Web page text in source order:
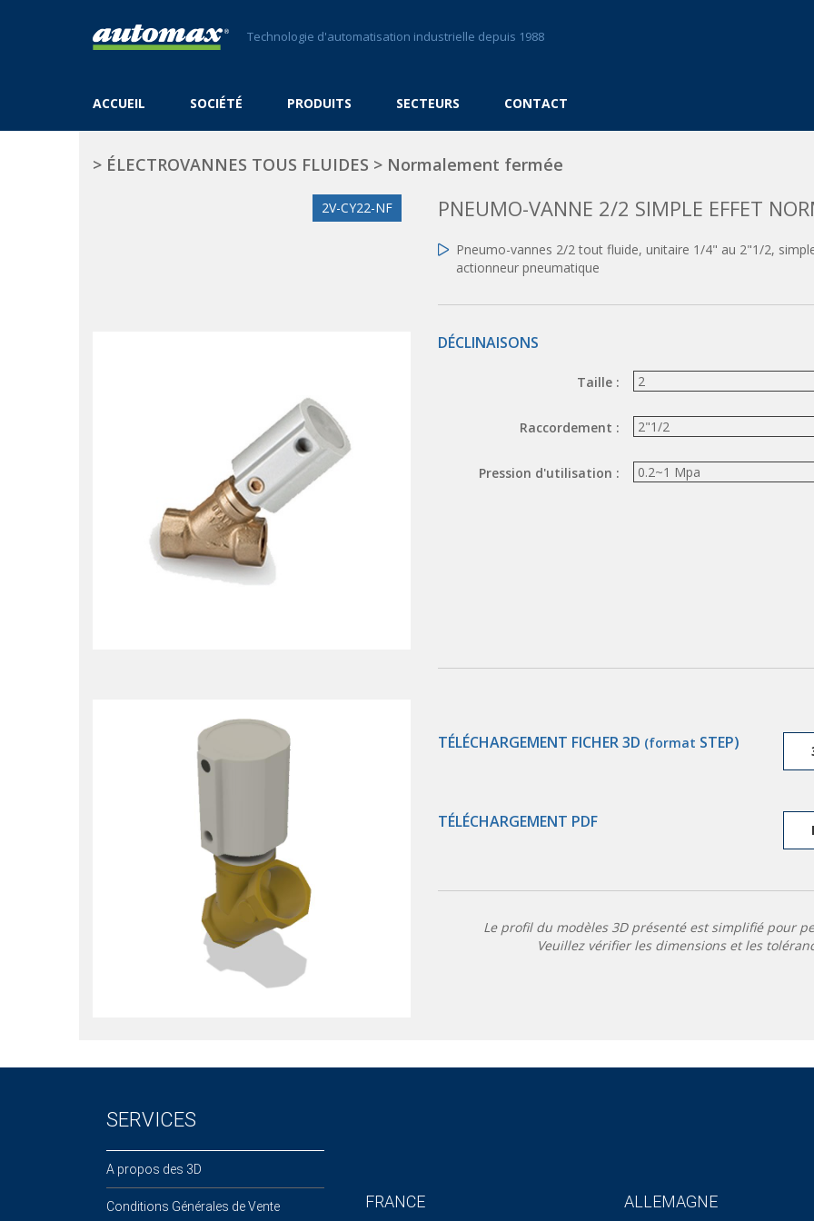
Technologie d'automatisation industrielle depuis 1988
ACCUEIL SOCIÉTÉ PRODUITS SECTEURS CONTACT
> ÉLECTROVANNES TOUS FLUIDES > Normalement fermée
2V-CY22-NF PNEUMO-VANNE 2/2 SIMPLE EFFET
Pneumo-vannes 2/2 tout fluide, unitaire 1/4" au 2"1/2,
actionneur pneumatique
DÉCLINAISONS
Taille :
Raccordement :
Pression d'utilisation :
TÉLÉCHARGEMENT FICHER 3D (format STEP)
TÉLÉCHARGEMENT PDF
Le profil du modèles 3D présenté est simplifié pour
Veuillez vérifier les dimensions et les
SERVICES
A propos des 3D
Conditions Générales de Vente FRANCE ALLEMAGNE